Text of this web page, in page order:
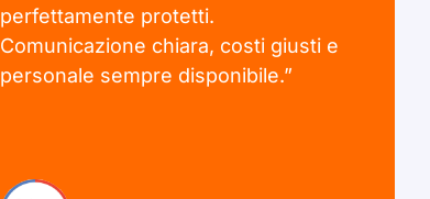
perfettamente protetti.
Comunicazione chiara, costi giusti e
personale sempre disponibile.”